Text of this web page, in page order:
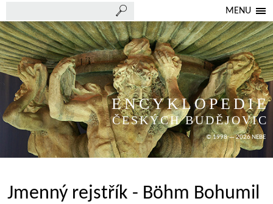
MENU
ENCYKLOPEDIE
ČESKÝCH BUDĚJOVIC
© 1998 — 2026 NEBE
Jmenný rejstřík - Böhm Bohumil